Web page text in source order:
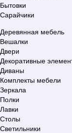
Бытовки
Сарайчики
Деревянная мебель
Вешалки
Двери
Декоративные
Диваны
Комплекты мебели
Зеркала
Полки
Лавки
Столы
Светильники